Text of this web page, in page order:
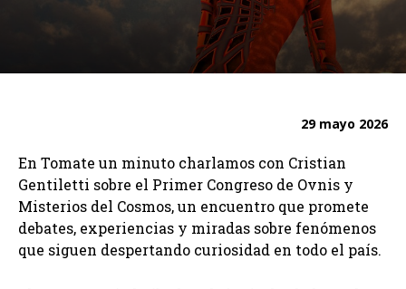
29 mayo 2026
En Tomate un minuto charlamos con Cristian
Gentiletti sobre el Primer Congreso de Ovnis y
Misterios del Cosmos, un encuentro que promete
debates, experiencias y miradas sobre fenómenos
que siguen despertando curiosidad en todo el país.